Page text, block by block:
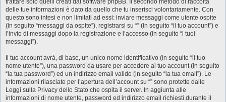
trattare solo quelli creati dal software phpBB. Il secondo metodo di raccolta
delle tue informazioni è dato da quello che tu inserisci volontariamente. Con
questo sono intesi e non limitati ad essi: inviare messaggi come utente ospite
(in seguito “messaggi da ospite”), registrarsi su “” (in seguito “il tuo account”) e
l’invio di messaggi dopo la registrazione e l’accesso (in seguito “i tuoi
messaggi”).
Il tuo account avrà, di base, un unico nome identificativo (in seguito “il tuo
nome utente”), una password da usare per accedere al tuo account (in seguito
“la tua password”) ed un indirizzo email valido (in seguito “la tua email”). Le
informazioni rilasciate per l’apertura dell’account su “” sono protette dalle
Leggi sulla Privacy dello Stato che ospita il server. In aggiunta alle
informazioni di nome utente, password ed indirizzo email richiesti durante il